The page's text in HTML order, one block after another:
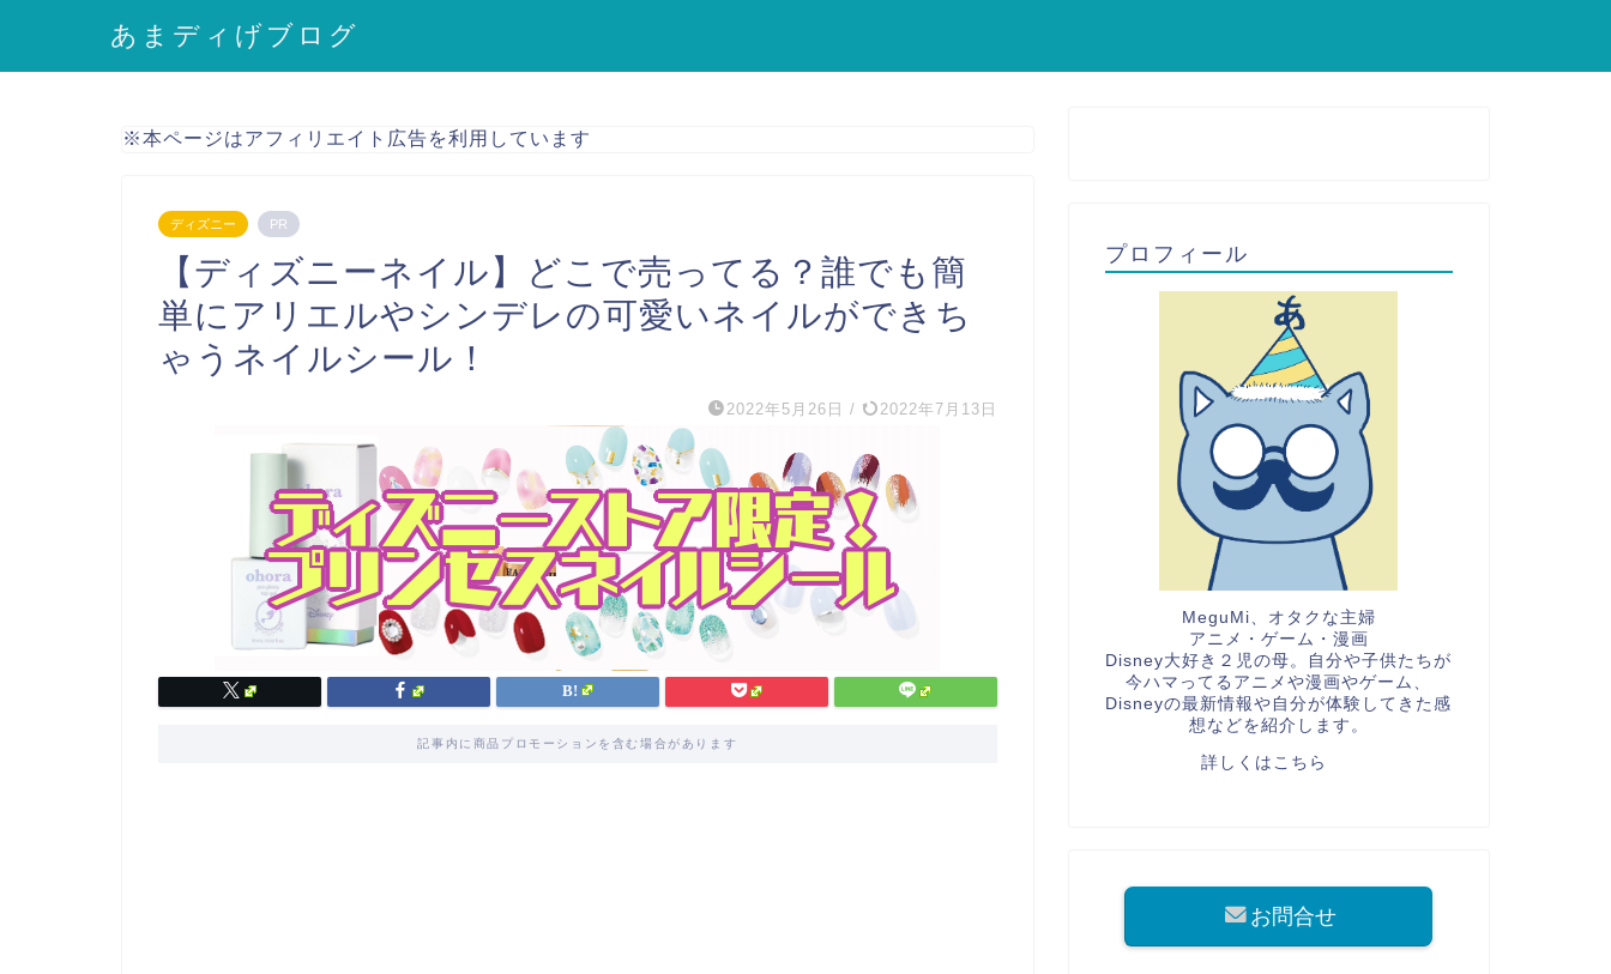
あまディげブログ
※本ページはアフィリエイト広告を利用しています
ディズニー PR
【ディズニーネイル】どこで売ってる？誰でも簡
単にアリエルやシンデレの可愛いネイルができち
ゃうネイルシール！
2022年5月26日 / 2022年7月13日
記事内に商品プロモーションを含む場合があります
プロフィール
MeguMi、オタクな主婦
アニメ・ゲーム・漫画
Disney大好き２児の母。自分や子供たちが
今ハマってるアニメや漫画やゲーム、
Disneyの最新情報や自分が体験してきた感
想などを紹介します。
詳しくはこちら
お問合せ